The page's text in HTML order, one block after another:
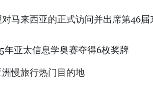
马来西亚的正式访问并出席第46届
年亚太信息学奥赛夺得6枚奖牌
慢旅行热门目的地